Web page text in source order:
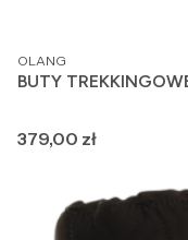
PRODUCENT
OLANG
BUTY
Cena
379,00 zł